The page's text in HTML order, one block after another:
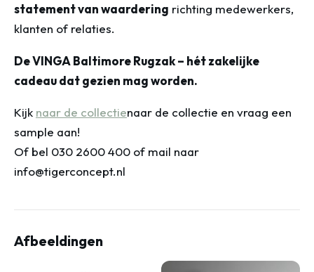
statement van waardering richting medewerkers,
klanten of relaties.
De VINGA Baltimore Rugzak – hét zakelijke
cadeau dat gezien mag worden.
Kijk naar de collectienaar de collectie en vraag een
sample aan!
Of bel 030 2600 400 of mail naar
info@tigerconcept.nl
Afbeeldingen